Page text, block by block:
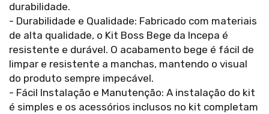
durabilidade.
- Durabilidade e Qualidade: Fabricado com materiais
de alta qualidade, o Kit Boss Bege da Incepa é
resistente e durável. O acabamento bege é fácil de
limpar e resistente a manchas, mantendo o visual
do produto sempre impecável.
- Fácil Instalação e Manutenção: A instalação do kit
é simples e os acessórios inclusos no kit completam